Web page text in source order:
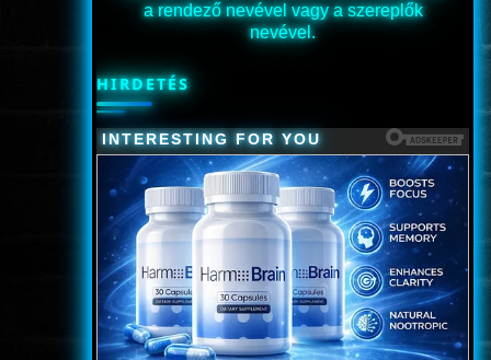
a rendező nevével vagy a szereplők
nevével.
HIRDETÉS